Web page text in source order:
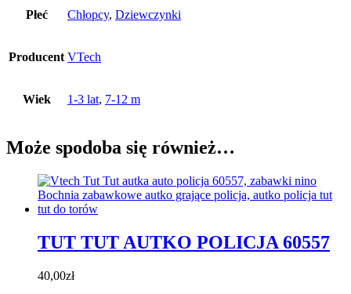
Płeć Chłopcy, Dziewczynki
Producent VTech
Wiek 1-3 lat, 7-12 m
Może spodoba się również…
TUT TUT AUTKO POLICJA 60557
40,00zł